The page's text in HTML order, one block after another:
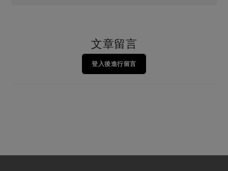
文章留言
登入後進行留言